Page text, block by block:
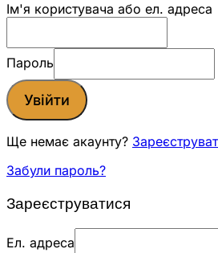
Ім'я користувача або ел. адреса
Пароль
Увійти
Ще немає акаунту?
Забули пароль?
Зареєструватися
Ел. адреса